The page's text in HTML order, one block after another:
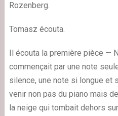
Rozenberg.
Tomasz écouta.
Il écouta la première pièce —
commençait par une note
silence, une note si longue et
venir non pas du piano mais
la neige qui tombait dehors